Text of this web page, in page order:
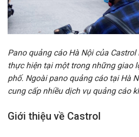
Pano quảng cáo Hà Nội của
thực hiện tại một trong những giao
phố. Ngoài pano quảng cáo tại Hà
cung cấp nhiều dịch vụ quảng cáo
Giới thiệu về Castrol